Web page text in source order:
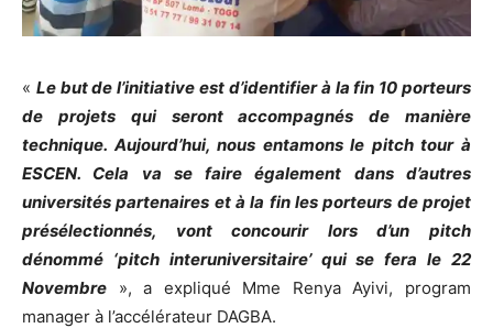
« Le but de l’initiative est d’identifier à la fin 10 porteurs
de projets qui seront accompagnés de manière
technique. Aujourd’hui, nous entamons le pitch tour à
ESCEN. Cela va se faire également dans d’autres
universités partenaires et à la fin les porteurs de projet
présélectionnés, vont concourir lors d’un pitch
dénommé ‘pitch interuniversitaire’ qui se fera le 22
Novembre », a expliqué Mme Renya Ayivi, program
manager à l’accélérateur DAGBA.